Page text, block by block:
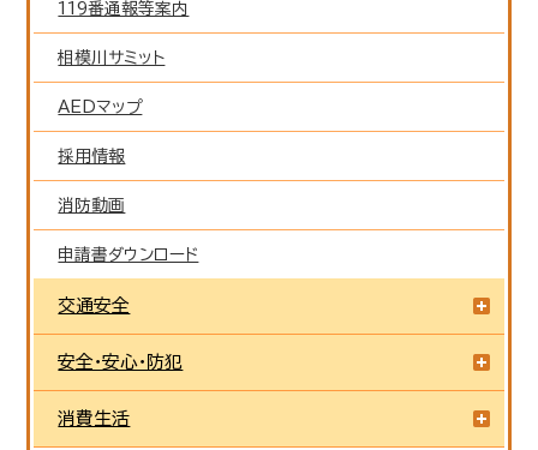
119番通報等案内
相模川サミット
AEDマップ
採用情報
消防動画
申請書ダウンロード
交通安全
安全・安心・防犯
消費生活